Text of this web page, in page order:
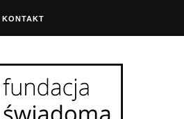
KONTAKT